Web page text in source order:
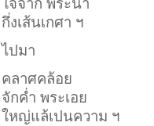
กึ่งเส้นเกศา ฯ
ไปมา
คลาศคล้อย
จักค่ำ พระเอย
ใหญ่แล้เปนความ ฯ